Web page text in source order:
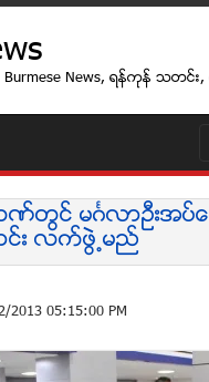
Burmese News, ရန္ကုန္ သတင္း,
ြင္ မဂၤလာဦးအပ္ေ
း လက္ဖြဲ႕မည္
2013 05:15:00 PM